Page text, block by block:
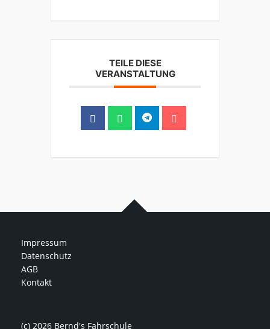
TEILE DIESE
VERANSTALTUNG
Impressum
Datenschutz
AGB
Kontakt
(c) 2026 Bernd's Fahrschule